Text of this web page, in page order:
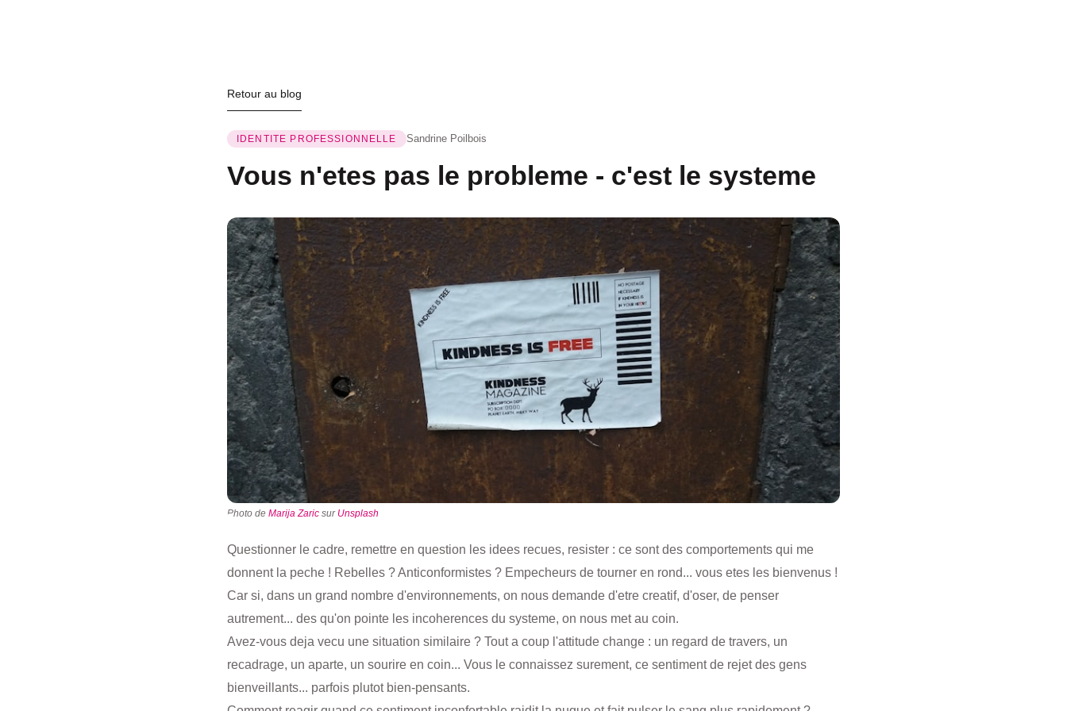
Retour au blog
IDENTITE PROFESSIONNELLE Sandrine Poilbois
Vous n'etes pas le probleme - c'est le systeme
Photo de Marija Zaric sur Unsplash
Questionner le cadre, remettre en question les idees recues, resister : ce sont des comportements qui me
donnent la peche ! Rebelles ? Anticonformistes ? Empecheurs de tourner en rond... vous etes les bienvenus !
Car si, dans un grand nombre d'environnements, on nous demande d'etre creatif, d'oser, de penser
autrement... des qu'on pointe les incoherences du systeme, on nous met au coin.
Avez-vous deja vecu une situation similaire ? Tout a coup l'attitude change : un regard de travers, un
recadrage, un aparte, un sourire en coin... Vous le connaissez surement, ce sentiment de rejet des gens
bienveillants... parfois plutot bien-pensants.